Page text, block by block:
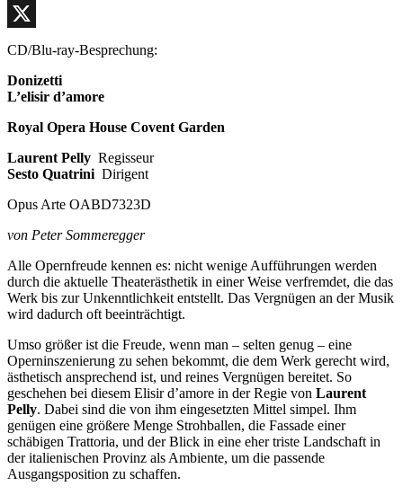
Facebook
X
CD/Blu-ray-Besprechung:
Donizetti
L’elisir d’amore
Royal Opera House Covent Garden
Laurent Pelly Regisseur
Sesto Quatrini Dirigent
Opus Arte OABD7323D
von Peter Sommeregger
Alle Opernfreude kennen es: nicht wenige Aufführungen werden
durch die aktuelle Theaterästhetik in einer Weise verfremdet, die das
Werk bis zur Unkenntlichkeit entstellt. Das Vergnügen an der Musik
wird dadurch oft beeinträchtigt.
Umso größer ist die Freude, wenn man – selten genug – eine
Operninszenierung zu sehen bekommt, die dem Werk gerecht wird,
ästhetisch ansprechend ist, und reines Vergnügen bereitet. So
geschehen bei diesem Elisir d’amore in der Regie von Laurent
Pelly. Dabei sind die von ihm eingesetzten Mittel simpel. Ihm
genügen eine größere Menge Strohballen, die Fassade einer
schäbigen Trattoria, und der Blick in eine eher triste Landschaft in
der italienischen Provinz als Ambiente, um die passende
Ausgangsposition zu schaffen.